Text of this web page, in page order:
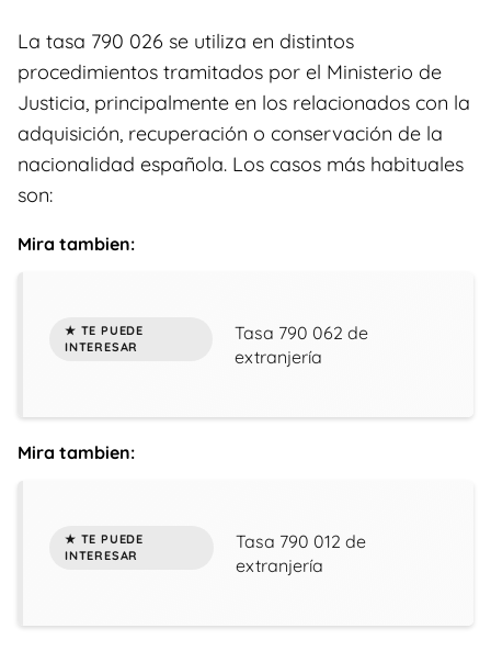
La tasa 790 026 se utiliza en distintos
procedimientos tramitados por el Ministerio de
Justicia, principalmente en los relacionados con la
adquisición, recuperación o conservación de la
nacionalidad española. Los casos más habituales
son:
Mira tambien:
Tasa 790 062 de
extranjería
Mira tambien:
Tasa 790 012 de
extranjería